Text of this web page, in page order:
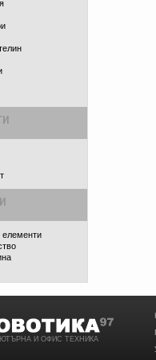
И ОФИС ТЕХНИКА